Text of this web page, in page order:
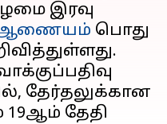
இரவு
ஆணையம் பொது
தேர்தலுக்கான
தேதி